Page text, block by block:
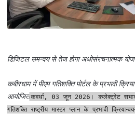
डिजिटल समन्वय से तेज होगा अधोसंरचनात्मक
कबीरधाम में पीएम गतिशक्ति पोर्टल के प्रभावी
आयोजित कवर्धा, 03 जून 2026। कलेक्ट्रेट
गतिशक्ति राष्ट्रीय मास्टर प्लान के प्रभावी